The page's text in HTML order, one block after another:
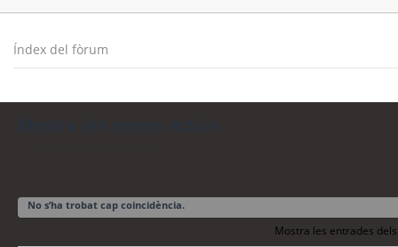
Índex del fòrum
No s’ha trobat cap coincidència.
Mostra les entrades